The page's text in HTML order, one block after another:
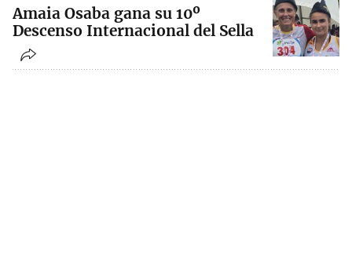
Amaia Osaba gana su 10º
Descenso Internacional del Sella